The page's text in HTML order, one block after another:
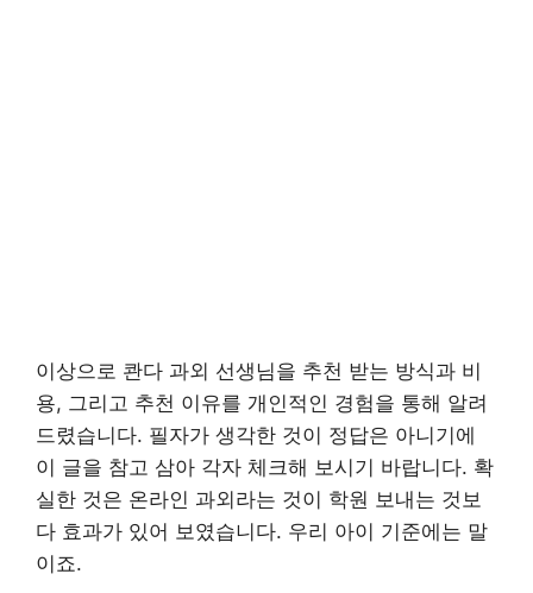
이상으로 콴다 과외 선생님을 추천 받는 방식과 비
용, 그리고 추천 이유를 개인적인 경험을 통해 알려
드렸습니다. 필자가 생각한 것이 정답은 아니기에
이 글을 참고 삼아 각자 체크해 보시기 바랍니다. 확
실한 것은 온라인 과외라는 것이 학원 보내는 것보
다 효과가 있어 보였습니다. 우리 아이 기준에는 말
이죠.